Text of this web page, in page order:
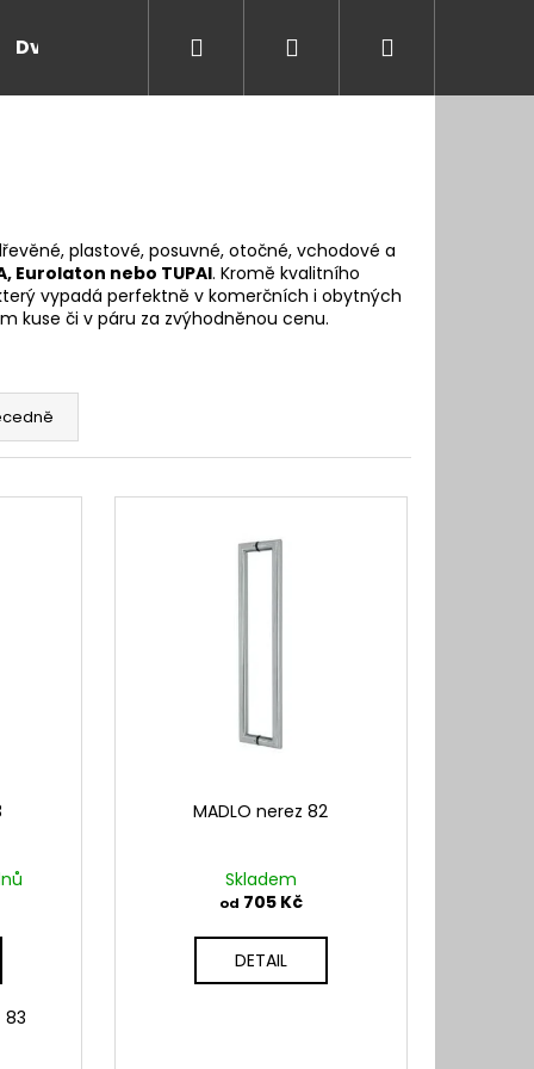
Dveře a zárubně Kontakt Blog
Přihlášení
plastové, posuvné, otočné, vchodové a
Eurolaton nebo TUPAI. Kromě kvalitního
vypadá perfektně v komerčních i obytných
kuse či v páru za zvýhodněnou cenu.
83
MADLO nerez 82
Skladem
od 705 Kč
DETAIL